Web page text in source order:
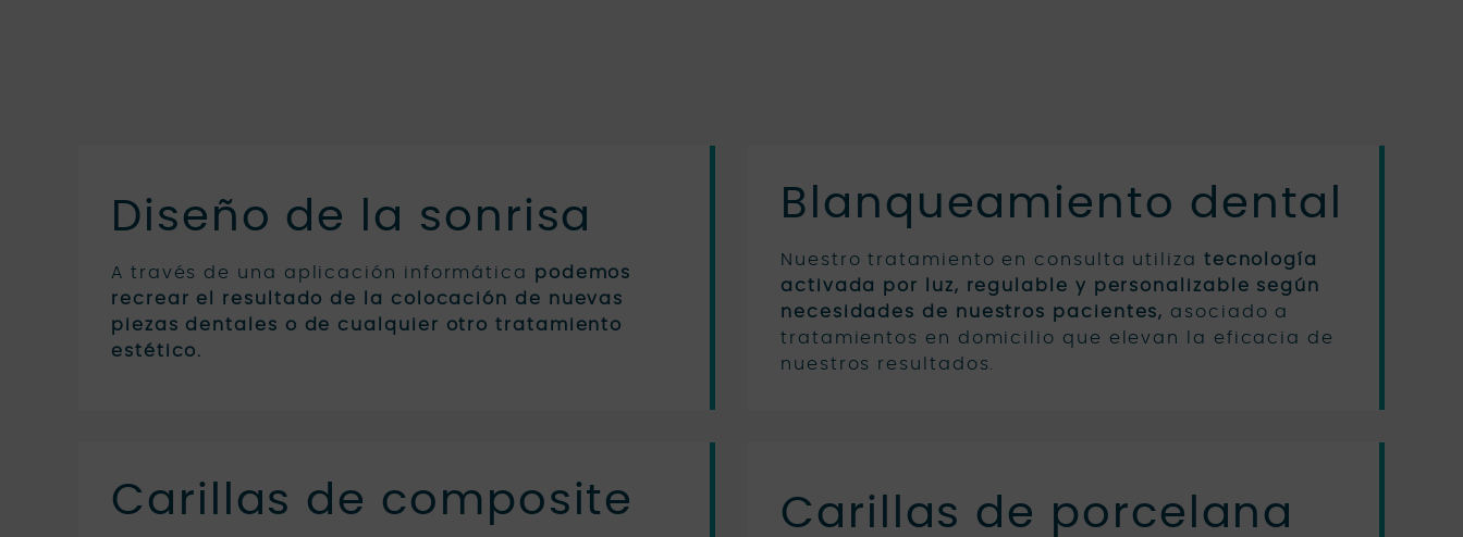
Diseño de la sonrisa
A través de una aplicación informática podemos
recrear el resultado de la colocación de nuevas
piezas dentales o de cualquier otro tratamiento
estético.
Blanqueamiento dental
Nuestro tratamiento en consulta utiliza tecnología
activada por luz, regulable y personalizable según
necesidades de nuestros pacientes, asociado a
tratamientos en domicilio que elevan la eficacia de
nuestros resultados.
Carillas de composite Carillas de porcelana